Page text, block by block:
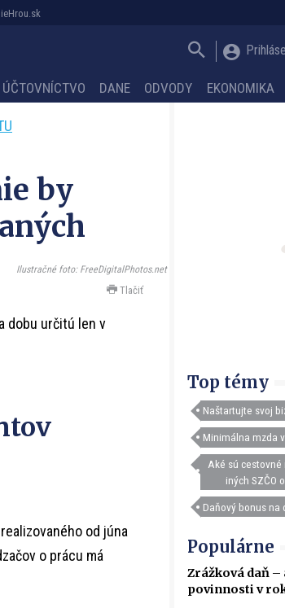
ÚČTOVNÍCTVO DANE ODVODY EKONOMIKA
by
Ilustračné foto: FreeDigitalPhotos.net
Tlačiť
dobu určitú len v
od júna
o prácu má
Top témy
Naštartujte svoj
Minimálna mzda
Aké sú
iných SZČO
Daňový bonus na
Populárne
Zrážková daň
povinnosti v